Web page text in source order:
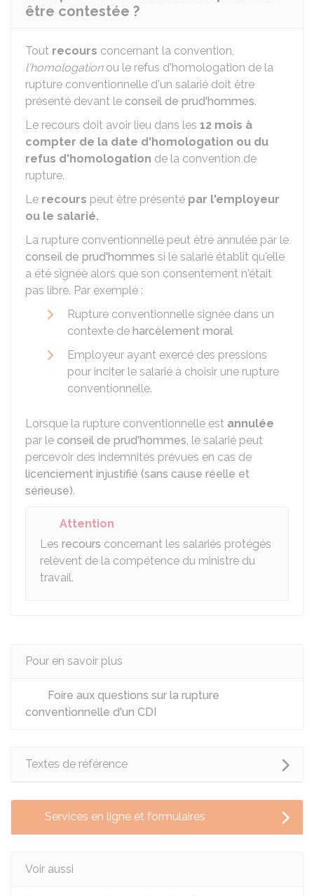
être contestée ?
Tout recours concernant la convention,
l'homologationou le refus d'homologation de la
rupture conventionnelle d'un salarié doit être
présenté devant le conseil de prud'hommes.
Le recours doit avoir lieu dans les 12 mois à
compter de la date d'homologation ou du
refus d'homologation de la convention de
rupture.
Le recours peut être présenté par l'employeur
ou le salarié.
La rupture conventionnelle peut être annulée par le
conseil de prud'hommes si le salarié établit qu'elle
a été signée alors que son consentement n'était
pas libre. Par exemple :
Rupture conventionnelle signée dans un
contexte de harcèlement moral
Employeur ayant exercé des pressions
pour inciter le salarié à choisir une rupture
conventionnelle.
Lorsque la rupture conventionnelle est annulée
par le conseil de prud'hommes, le salarié peut
percevoir des indemnités prévues en cas de
licenciement injustifié (sans cause réelle et
sérieuse).
Attention
Les recours concernant les salariés protégés
relèvent de la compétence du ministre du
travail.
Pour en savoir plus
Foire aux questions sur la rupture
conventionnelle d'un CDI
Textes de référence
Services en ligne et formulaires
Voir aussi